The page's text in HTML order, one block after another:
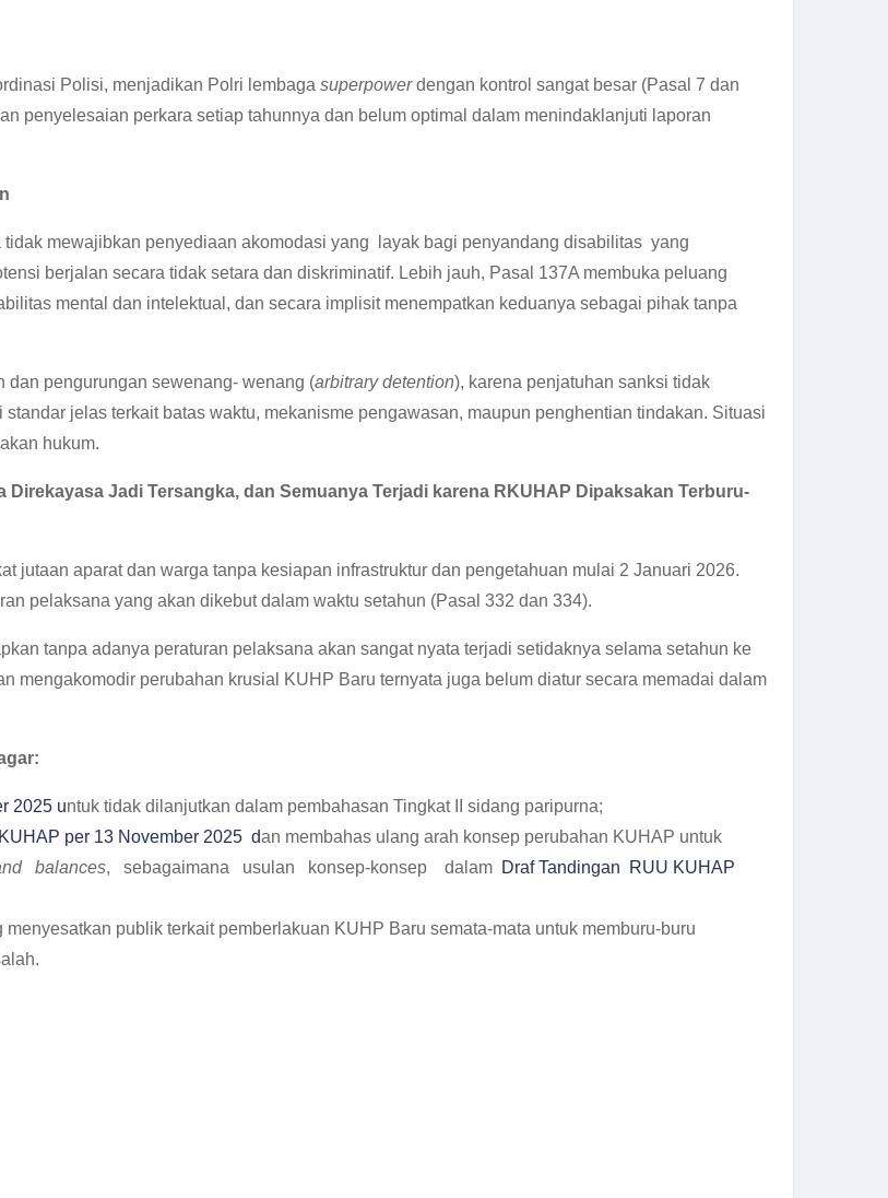
Polisi, menjadikan Polri lembaga superpowerdengan kontrol sangat besar (Pasal 7 dan
penyelesaian perkara setiap tahunnya dan belum optimal dalam menindaklanjuti laporan
mewajibkan penyediaan akomodasi yang layak bagi penyandang disabilitas yang
berjalan secara tidak setara dan diskriminatif. Lebih jauh, Pasal 137A membuka peluang
mental dan intelektual, dan secara implisit menempatkan keduanya sebagai pihak tanpa
dan pengurungan sewenang- wenang (arbitrary detention), karena penjatuhan sanksi tidak
jelas terkait batas waktu, mekanisme pengawasan, maupun penghentian tindakan. Situasi
hukum.
Direkayasa Jadi Tersangka, dan Semuanya Terjadi karena RKUHAP Dipaksakan Terburu-
jutaan aparat dan warga tanpa kesiapan infrastruktur dan pengetahuan mulai 2 Januari 2026.
pelaksana yang akan dikebut dalam waktu setahun (Pasal 332 dan 334).
tanpa adanya peraturan pelaksana akan sangat nyata terjadi setidaknya selama setahun ke
mengakomodir perubahan krusial KUHP Baru ternyata juga belum diatur secara memadai dalam
2025 untuk tidak dilanjutkan dalam pembahasan Tingkat II sidang paripurna;
per 13 November 2025 dan membahas ulang arah konsep perubahan KUHAP untuk
balances, sebagaimana usulan konsep-konsep dalam DrafTandingan RUU KUHAP
publik terkait pemberlakuan KUHP Baru semata-mata untuk memburu-buru